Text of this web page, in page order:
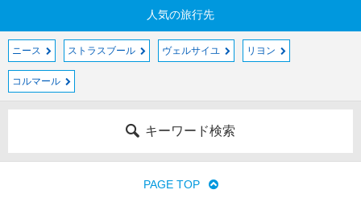
人気の旅行先
ニース ストラスブール ヴェルサイユ リヨン
コルマール
キーワード検索
PAGE TOP